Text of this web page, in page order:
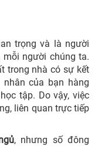
trọng và là người
người chúng ta.
trong nhà có sự kết
của bạn hàng
tập. Do vậy, việc
liên quan trực tiếp
, nhưng số đông